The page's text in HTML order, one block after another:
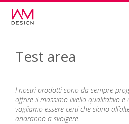
contenuto
Test area
I nostri prodotti sono da sempre
offrire il massimo livello qualitativo e
vogliamo essere certi che siano
andranno a svolgere.